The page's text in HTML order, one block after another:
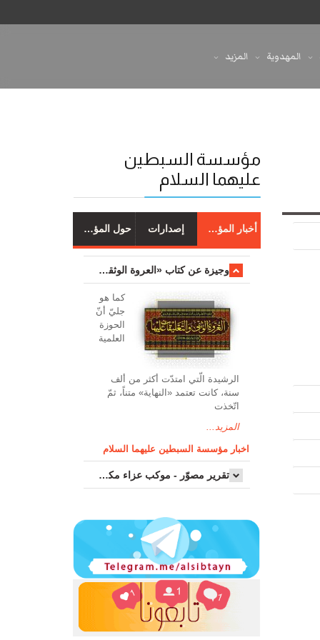
المهدوية المزيد
مؤسسة السبطين
عليهما السلام
أخبار المؤسسة إصدارات حول المؤسسة
وجیزة عن کتاب «العروة الوثقی والتعلیقات علیها»
کما هو
جليّ أنّ
الحوزة
العلمیة
الرشیدة الّتي امتدّت أكثر من ألف
سنة، كانت تعتمد «النهاية» متناً، ثمّ
اتّخذت
المزيد...
اخبار مؤسسة السبطين عليهما السلام
تقرير مصوّر - موكب عزاء مکتب سماحة اية الله السيد مرتضى الموسوي الاصفهاني في يوم إستشهاد السيدة فاطم...